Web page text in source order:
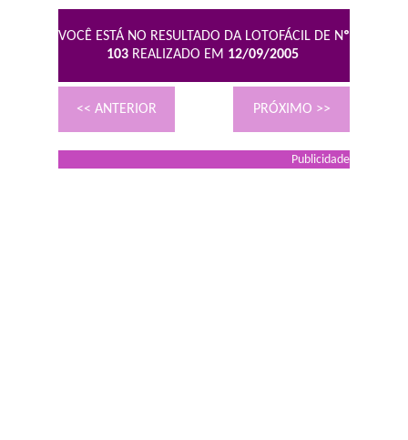
VOCÊ ESTÁ NO RESULTADO DA LOTOFÁCIL DE Nº
103 REALIZADO EM 12/09/2005
<< ANTERIOR PRÓXIMO >>
Publicidade